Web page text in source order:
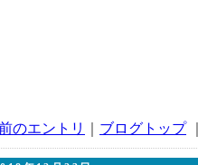
のエントリ ブログトップ｜